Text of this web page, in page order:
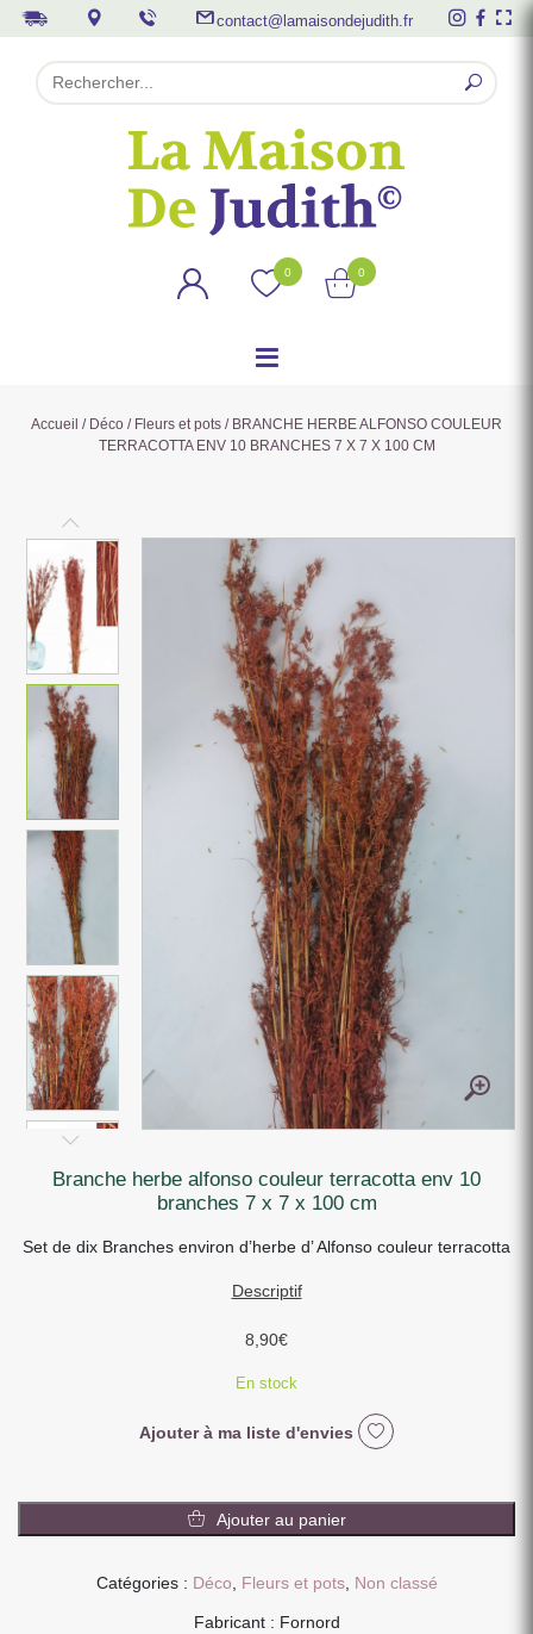
contact@lamaisondejudith.fr
0 0
Accueil / Déco / Fleurs et pots / BRANCHE HERBE ALFONSO COULEUR
TERRACOTTA ENV 10 BRANCHES 7 X 7 X 100 CM
branche herbe alfonso couleur terracotta env 10
branches 7 x 7 x 100 cm
Set de dix Branches environ d’herbe d’ Alfonso couleur terracotta
Descriptif
8,90€
En stock
Ajouter à ma liste d'envies
de
BRANCHE
ALFONSO
COULEUR
Ajouter au panier
Catégories : Déco Fleurs et pots, Non classé
Fabricant : Fornord